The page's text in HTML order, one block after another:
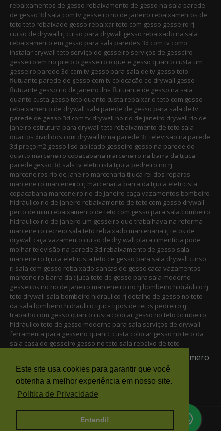
Este site usa cookies para garantir que você
obtenha a melhor experiência em nosso site.
Política de Privacidade
Entendi!
Este site usa cookies para garantir que você
obtenha a melhor experiência em nosso site.
Política de Privacidade
Entendi!
rebaixamentos de gesso rebaixamento de gesso na sala parede
de gesso 3d sala com tv gesseiro rio de janeiro rebaixamentos de
teto teto rebaixado gesso rebaixar teto com gesso gesseiro rj
curso de drywall rj curso para drywall gesso rebaixado na sala
rebaixamento em gesso para sala paredes 3d com tv como
instalar drywall teto serviço de gesseiro serviços de gesseiro
gesseiro em rio preto o gesseiro o que e gesso quanto custa um
gesseiro parede 3d com tv gesso para sala de tv gesso teto
flutuante parede de gesso com tv colocação de drywall gesso
flutuante gesso rio de janeiro ilha flutuante de gesso na sala
quanto custa gesso teto quanto custa rebaixar o teto com gesso
rebaixamento de drywall sala parede de gesso para sala de tv
parede de gesso 3d com tv drywall no rio de janeiro drywall rio de
janeiro estrutura para drywall teto rebaixamento de teto sala
quartos divididos com drywall tv na parede 3d televisao na parede
3d preço m2 gesso liso aplicado gesseiro gesso na parede do
quarto marceneiro copacabana marceneiro na barra da tijuca
parede gesso 3d sala tv eletricista tijuca pedreiro no rj
marceneiros rio de janeiro marcenaria tijuca rei dos reparos
marceneiro marceneiro rj marcenaria barra da tijuca eletricista
copacabana marceneiro rio de janeiro caça vazamentos bombeiro
hidráulico rio de janeiro rebaixamento de teto com gesso drywall
perto de mim rebaixamento de teto com gesso para sala bombeiro
hidraulico rio de janeiro um gesseiro que trabalhava na reforma
marceneiro recreio sala teto rebaixado marcenaria rj tetos de
drywall caça vazamento curso de dry wall placa cimentícia pode
molhar televisão na parede 3d rebaixamento de gesso sala
marceneiro tijuca eletricista teto de gesso para sala drywall curso
rj sala com gesso rebaixado sancas de gesso caca vazamentos
marceneiro barra da tijuca teto de gesso para sala moderno
gesseiros no rio de janeiro marceneiro no rj bombeiro hidráulico rj
teto drywall sala bombeiro hidraulico rj detalhe de gesso no teto
da sala bombeiro hidraulico tijuca tipos de tetos pedreiro rj
trabalho com gesso quanto custa colocar gesso no teto bombeiro
hidráulico teto de gesso moderno para sala serviços de drywall
ferramenta para gesseiro quanto custa colocar gesso no teto da
sala casa do gesseiro gesso no teto sala rebaixo de teto
Que fazer uma ligação 21 975135995 esse é o numero
do gesseiro instalador
Política do site Termos do site